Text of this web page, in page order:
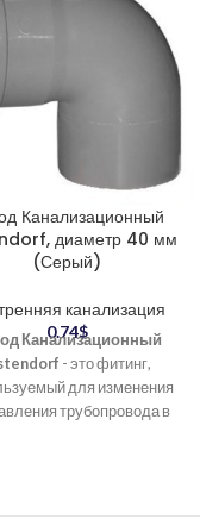
Канализационный
диаметр 40 мм
(Серый)
канализация
0.74$
Канализационный
- это фитинг,
для изменения
трубопровода в